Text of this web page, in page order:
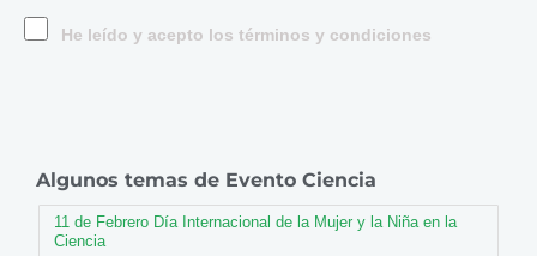
He leído y acepto los términos y condiciones
Algunos temas de Evento Ciencia
11 de Febrero Día Internacional de la Mujer y la Niña en la
Ciencia